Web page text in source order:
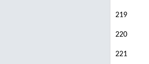
219
220
221